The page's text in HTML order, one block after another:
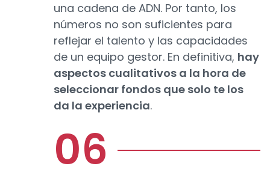
una cadena de ADN. Por tanto, los
números no son suficientes para
reflejar el talento y las capacidades
de un equipo gestor. En definitiva, hay
aspectos cualitativos a la hora de
seleccionar fondos que solo te los
da la experiencia.